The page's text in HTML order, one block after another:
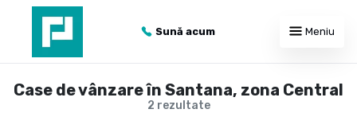
Sună acum Meniu
2 rezultate
Case de vânzare în Santana, zona Central